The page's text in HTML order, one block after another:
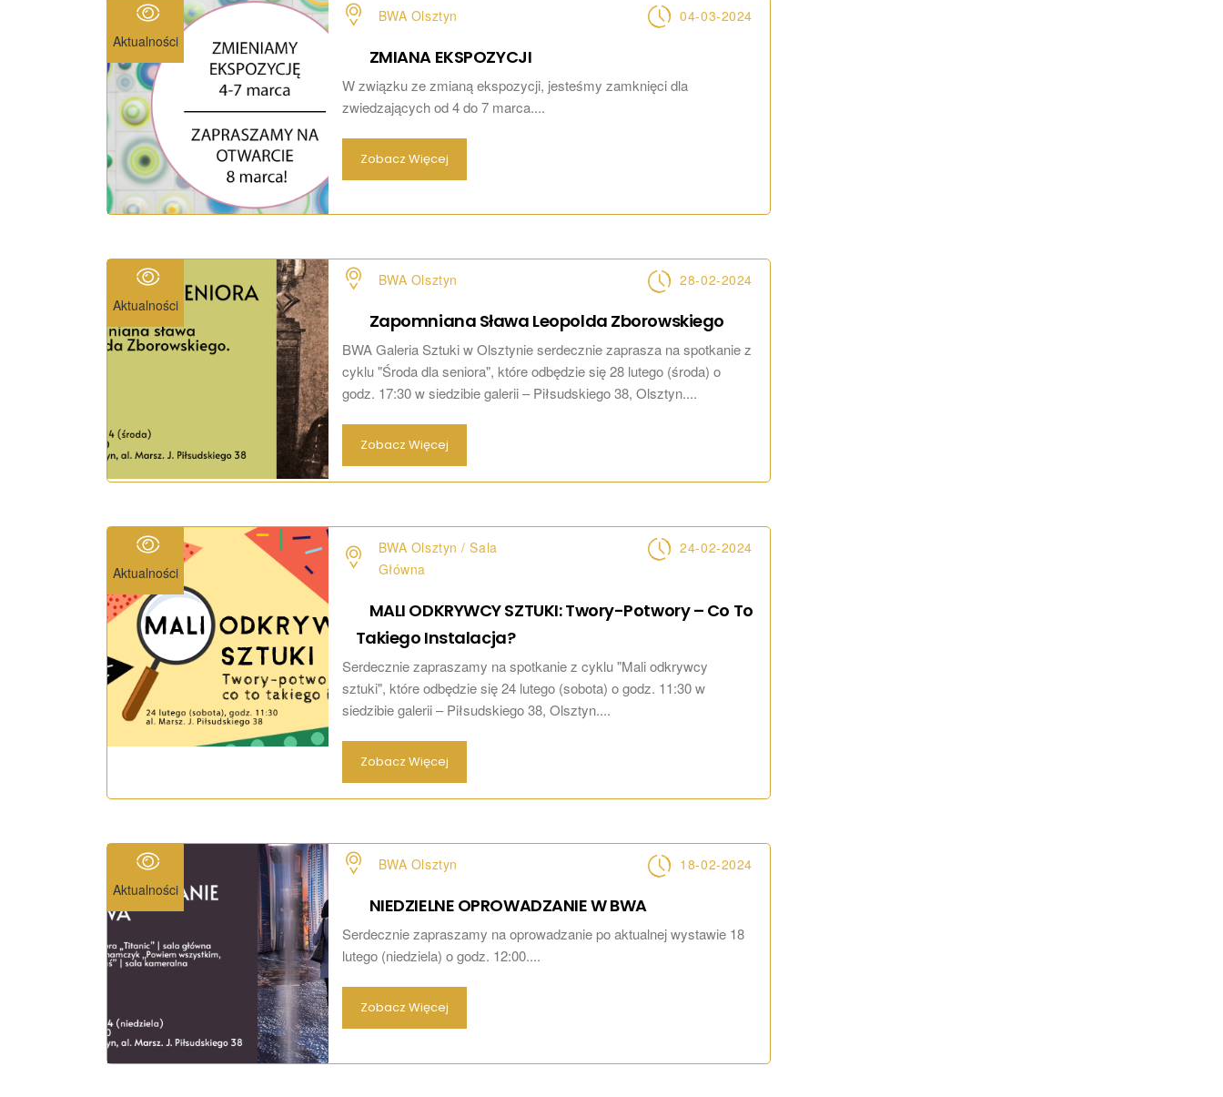
Aktualności
BWA Olsztyn 04-03-2024
ZMIANA EKSPOZYCJI
W związku ze zmianą ekspozycji, jesteśmy zamknięci dla
zwiedzających od 4 do 7 marca....
Zobacz Więcej
Aktualności
BWA Olsztyn 28-02-2024
Zapomniana Sława Leopolda Zborowskiego
BWA Galeria Sztuki w Olsztynie serdecznie zaprasza na spotkanie z
cyklu "Środa dla seniora", które odbędzie się 28 lutego (środa) o
godz. 17:30 w siedzibie galerii – Piłsudskiego 38, Olsztyn....
Zobacz Więcej
Aktualności
BWA Olsztyn / Sala
Główna
24-02-2024
MALI ODKRYWCY SZTUKI: Twory-Potwory – Co To
Takiego Instalacja?
Serdecznie zapraszamy na spotkanie z cyklu "Mali odkrywcy
sztuki", które odbędzie się 24 lutego (sobota) o godz. 11:30 w
siedzibie galerii – Piłsudskiego 38, Olsztyn....
Zobacz Więcej
Aktualności
BWA Olsztyn 18-02-2024
NIEDZIELNE OPROWADZANIE WBWA
Serdecznie zapraszamy na oprowadzanie po aktualnej wystawie 18
lutego (niedziela) o godz. 12:00....
Zobacz Więcej